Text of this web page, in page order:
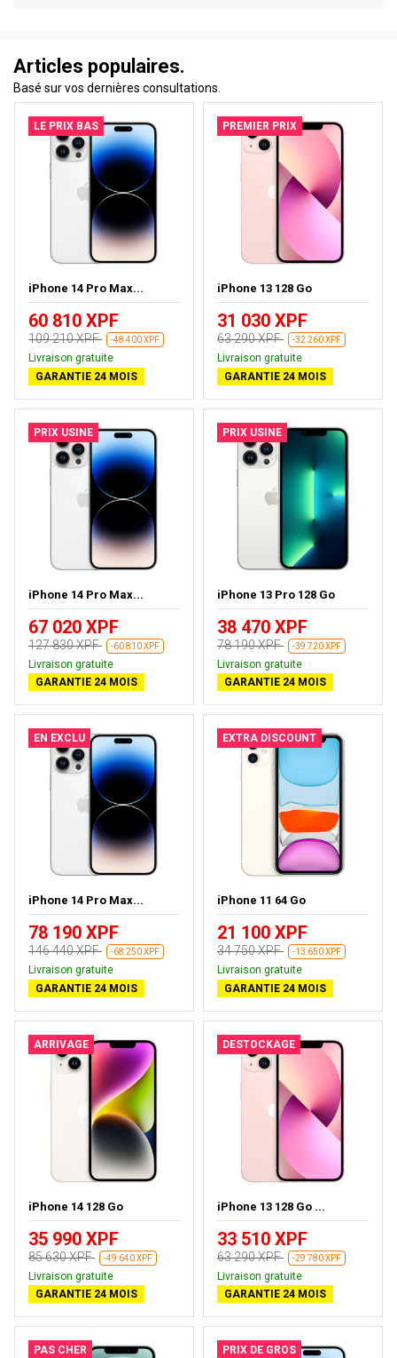
Articles populaires.
Basé sur vos dernières consultations.
LE PRIX BAS
iPhone 14 Pro Max...
60 810 XPF
109 210 XPF -48 400 XPF
Livraison gratuite
GARANTIE 24 MOIS
PREMIER PRIX
iPhone 13 128 Go
31 030 XPF
63 290 XPF -32 260 XPF
Livraison gratuite
GARANTIE 24 MOIS
PRIX USINE
iPhone 14 Pro Max...
67 020 XPF
127 830 XPF -60 810 XPF
Livraison gratuite
GARANTIE 24 MOIS
PRIX USINE
iPhone 13 Pro 128 Go
38 470 XPF
78 190 XPF -39 720 XPF
Livraison gratuite
GARANTIE 24 MOIS
EN EXCLU
iPhone 14 Pro Max...
78 190 XPF
146 440 XPF -68 250 XPF
Livraison gratuite
GARANTIE 24 MOIS
EXTRA DISCOUNT
iPhone 11 64 Go
21 100 XPF
34 750 XPF -13 650 XPF
Livraison gratuite
GARANTIE 24 MOIS
ARRIVAGE
iPhone 14 128 Go
35 990 XPF
85 630 XPF -49 640 XPF
Livraison gratuite
GARANTIE 24 MOIS
DESTOCKAGE
iPhone 13 128 Go ...
33 510 XPF
63 290 XPF -29 780 XPF
Livraison gratuite
GARANTIE 24 MOIS
PAS CHER PRIX DE GROS